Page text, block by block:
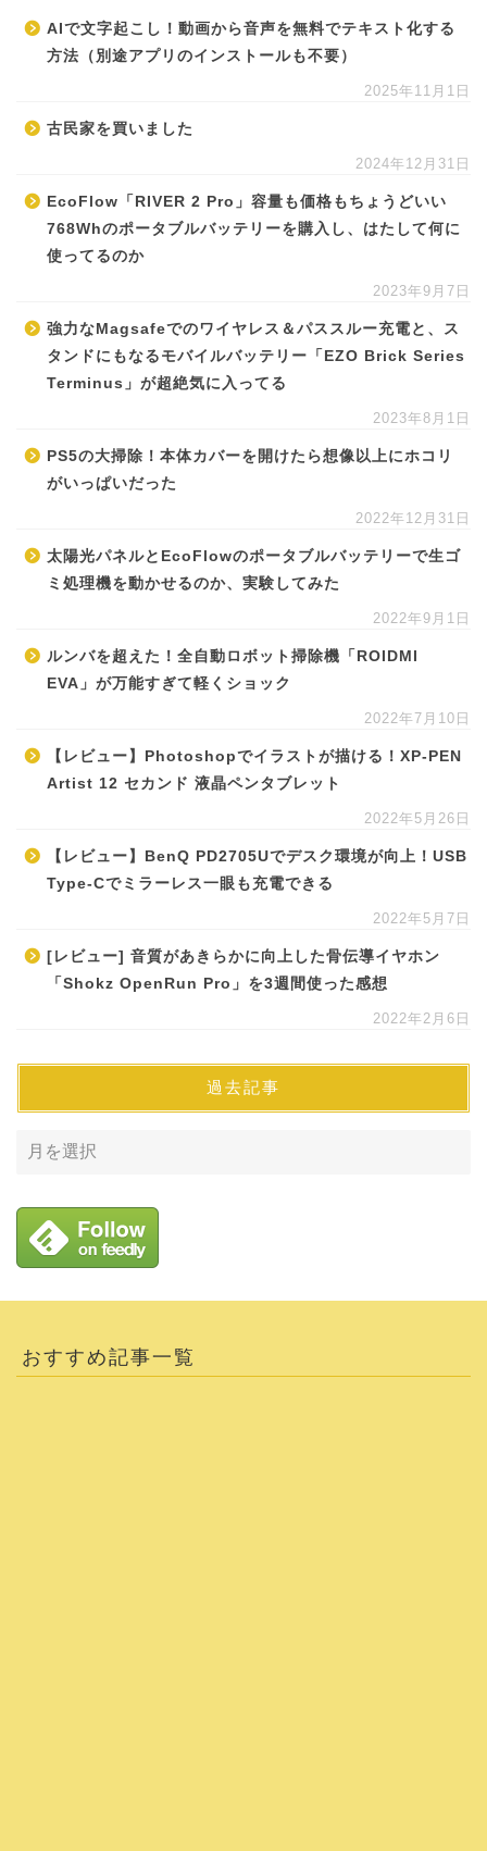
AIで文字起こし！動画から音声を無料でテキスト化する
方法（別途アプリのインストールも不要）
2025年11月1日
古民家を買いました
2024年12月31日
EcoFlow「RIVER 2 Pro」容量も価格もちょうどいい
768Whのポータブルバッテリーを購入し、はたして何に
使ってるのか
2023年9月7日
強力なMagsafeでのワイヤレス＆パススルー充電と、ス
タンドにもなるモバイルバッテリー「EZO Brick Series
Terminus」が超絶気に入ってる
2023年8月1日
PS5の大掃除！本体カバーを開けたら想像以上にホコリ
がいっぱいだった
2022年12月31日
太陽光パネルとEcoFlowのポータブルバッテリーで生ゴ
ミ処理機を動かせるのか、実験してみた
2022年9月1日
ルンバを超えた！全自動ロボット掃除機「ROIDMI
EVA」が万能すぎて軽くショック
2022年7月10日
【レビュー】Photoshopでイラストが描ける！XP-PEN
Artist 12 セカンド 液晶ペンタブレット
2022年5月26日
【レビュー】BenQ PD2705Uでデスク環境が向上！USB
Type-Cでミラーレス一眼も充電できる
2022年5月7日
[レビュー] 音質があきらかに向上した骨伝導イヤホン
「Shokz OpenRun Pro」を3週間使った感想
2022年2月6日
過去記事
おすすめ記事一覧